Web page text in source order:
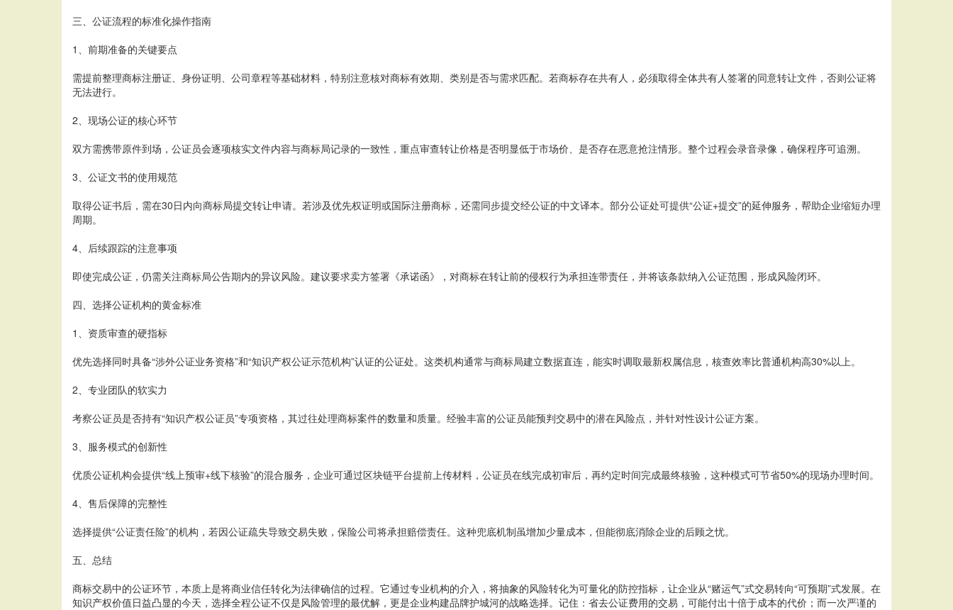
三、公证流程的标准化操作指南
1、前期准备的关键要点
需提前整理商标注册证、身份证明、公司章程等基础材料，特别注意核对商标有效期、类别是否与需求匹配。若商标存在共有人，必须取得全体共有人签署的同意转让文件，否则公证将
无法进行。
2、现场公证的核心环节
双方需携带原件到场，公证员会逐项核实文件内容与商标局记录的一致性，重点审查转让价格是否明显低于市场价、是否存在恶意抢注情形。整个过程会录音录像，确保程序可追溯。
3、公证文书的使用规范
取得公证书后，需在30日内向商标局提交转让申请。若涉及优先权证明或国际注册商标，还需同步提交经公证的中文译本。部分公证处可提供“公证+提交”的延伸服务，帮助企业缩短办理
周期。
4、后续跟踪的注意事项
即使完成公证，仍需关注商标局公告期内的异议风险。建议要求卖方签署《承诺函》，对商标在转让前的侵权行为承担连带责任，并将该条款纳入公证范围，形成风险闭环。
四、选择公证机构的黄金标准
1、资质审查的硬指标
优先选择同时具备“涉外公证业务资格”和“知识产权公证示范机构”认证的公证处。这类机构通常与商标局建立数据直连，能实时调取最新权属信息，核查效率比普通机构高30%以上。
2、专业团队的软实力
考察公证员是否持有“知识产权公证员”专项资格，其过往处理商标案件的数量和质量。经验丰富的公证员能预判交易中的潜在风险点，并针对性设计公证方案。
3、服务模式的创新性
优质公证机构会提供“线上预审+线下核验”的混合服务，企业可通过区块链平台提前上传材料，公证员在线完成初审后，再约定时间完成最终核验，这种模式可节省50%的现场办理时间。
4、售后保障的完整性
选择提供“公证责任险”的机构，若因公证疏失导致交易失败，保险公司将承担赔偿责任。这种兜底机制虽增加少量成本，但能彻底消除企业的后顾之忧。
五、总结
商标交易中的公证环节，本质上是将商业信任转化为法律确信的过程。它通过专业机构的介入，将抽象的风险转化为可量化的防控指标，让企业从“赌运气”式交易转向“可预期”式发展。在
知识产权价值日益凸显的今天，选择全程公证不仅是风险管理的最优解，更是企业构建品牌护城河的战略选择。记住：省去公证费用的交易，可能付出十倍于成本的代价；而一次严谨的